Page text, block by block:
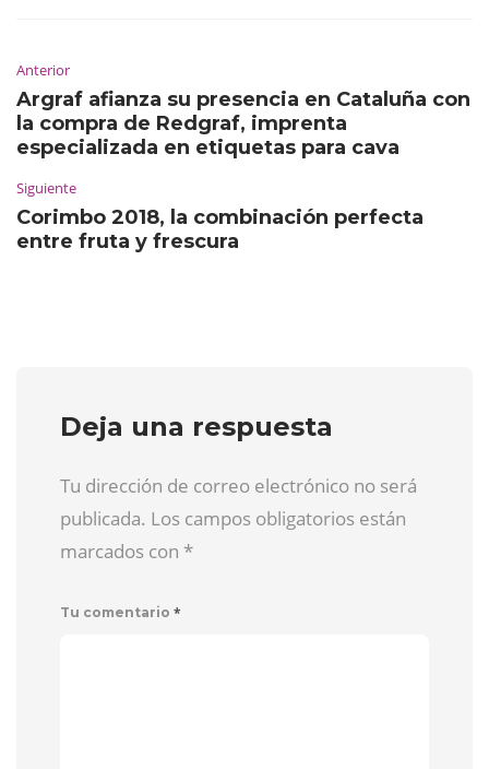
Anterior
Argraf afianza su presencia en Cataluña con
la compra de Redgraf, imprenta
especializada en etiquetas para cava
Siguiente
Corimbo 2018, la combinación perfecta
entre fruta y frescura
Deja una respuesta
Tu dirección de correo electrónico no será
publicada. Los campos obligatorios están
marcados con *
Tu comentario *